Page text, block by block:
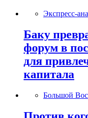
Экспресс-
Баку
форум в
для
капитала
Большой